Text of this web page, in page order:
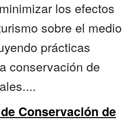
los efectos
sobre el medio
prácticas
conservación de
Conservación de